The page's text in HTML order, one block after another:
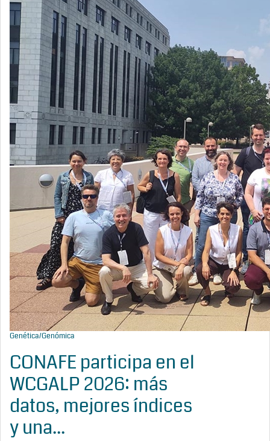
Genética/Genómica
CONAFE participa en el
WCGALP 2026: más
datos, mejores índices
y una...